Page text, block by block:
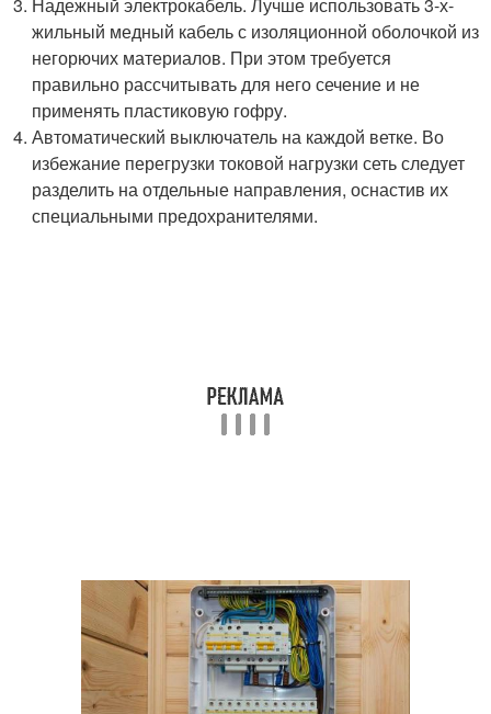
жильный медный кабель с изоляционной оболочкой из
негорючих материалов. При этом требуется
правильно рассчитывать для него сечение и не
применять пластиковую гофру.
Автоматический выключатель на каждой ветке. Во
избежание перегрузки токовой нагрузки сеть следует
разделить на отдельные направления, оснастив их
специальными предохранителями.